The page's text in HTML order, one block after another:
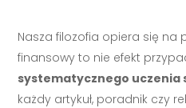
Nasza filozofia opiera się na
finansowy to nie efekt
systematycznego uczenia
każdy artykuł, poradnik czy